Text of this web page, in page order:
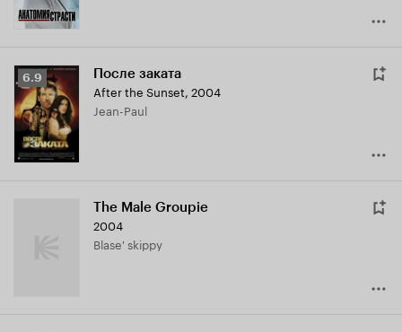
Рейтинг
Кинопоиска
6.9
6.9 После заката
After the Sunset, 2004
Jean-Paul
The Male Groupie
2004
Blase' skippy